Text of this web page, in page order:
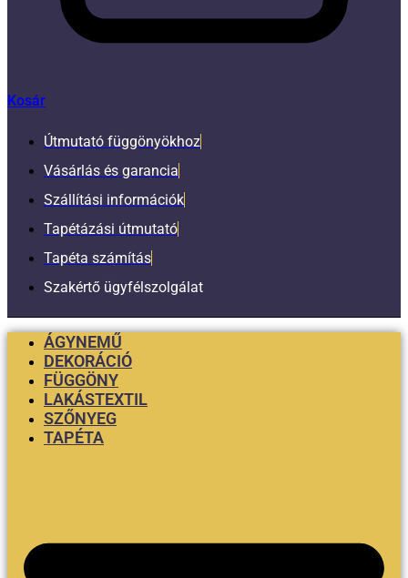
Kosár
Útmutató függönyökhoz
Vásárlás és garancia
Szállítási információk
Tapétázási útmutató
Tapéta számítás
Szakértő ügyfélszolgálat
ÁGYNEMŰ
DEKORÁCIÓ
FÜGGÖNY
LAKÁSTEXTIL
SZŐNYEG
TAPÉTA